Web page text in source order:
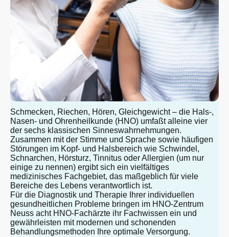
Schmecken, Riechen, Hören, Gleichgewicht – die Hals-,
Nasen- und Ohrenheilkunde (HNO) umfaßt alleine vier
der sechs klassischen Sinneswahrnehmungen.
Zusammen mit der Stimme und Sprache sowie häufigen
Störungen im Kopf- und Halsbereich wie Schwindel,
Schnarchen, Hörsturz, Tinnitus oder Allergien (um nur
einige zu nennen) ergibt sich ein vielfältiges
medizinisches Fachgebiet, das maßgeblich für viele
Bereiche des Lebens verantwortlich ist.
Für die Diagnostik und Therapie Ihrer individuellen
gesundheitlichen Probleme bringen im HNO-Zentrum
Neuss acht HNO-Fachärzte ihr Fachwissen ein und
gewährleisten mit modernen und schonenden
Behandlungsmethoden Ihre optimale Versorgung.